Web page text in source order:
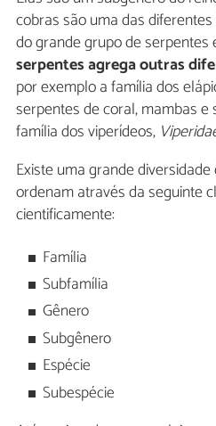
cobras são uma das
do grande grupo de serpentes
serpentes agrega outras
por exemplo a família dos
serpentes de coral, mambas
família dos viperídeos,
Existe uma grande
ordenam através da seguinte
cientificamente:
Família
Subfamília
Gênero
Subgênero
Espécie
Subespécie